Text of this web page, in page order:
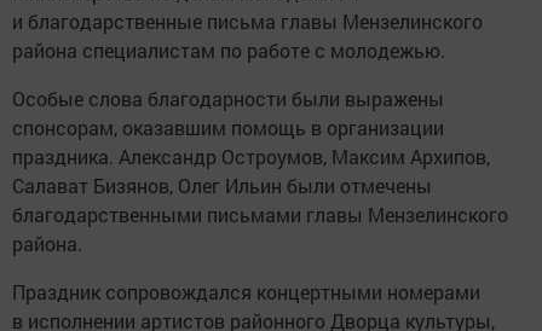
и благодарственные письма главы Мензелинского
района специалистам по работе с молодежью.
Особые слова благодарности были выражены
спонсорам, оказавшим помощь в организации
праздника. Александр Остроумов, Максим Архипов,
Салават Бизянов, Олег Ильин были отмечены
благодарственными письмами главы Мензелинского
района.
Праздник сопровождался концертными номерами
в исполнении артистов районного Дворца культуры,